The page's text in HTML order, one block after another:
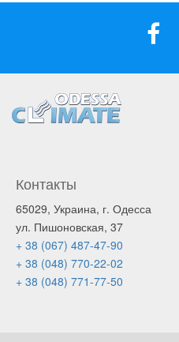
Контакты
65029, Украина, г. Одесса
ул. Пишоновская, 37
+ 38 (067) 487-47-90
+ 38 (048) 770-22-02
+ 38 (048) 771-77-50